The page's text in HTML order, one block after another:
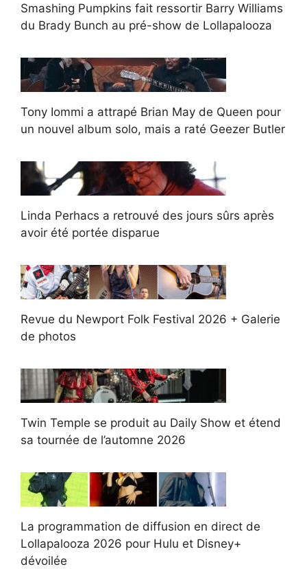
Smashing Pumpkins fait ressortir Barry Williams
du Brady Bunch au pré-show de Lollapalooza
Tony Iommi a attrapé Brian May de Queen pour
un nouvel album solo, mais a raté Geezer Butler
Linda Perhacs a retrouvé des jours sûrs après
avoir été portée disparue
Revue du Newport Folk Festival 2026 + Galerie
de photos
Twin Temple se produit au Daily Show et étend
sa tournée de l’automne 2026
La programmation de diffusion en direct de
Lollapalooza 2026 pour Hulu et Disney+
dévoilée